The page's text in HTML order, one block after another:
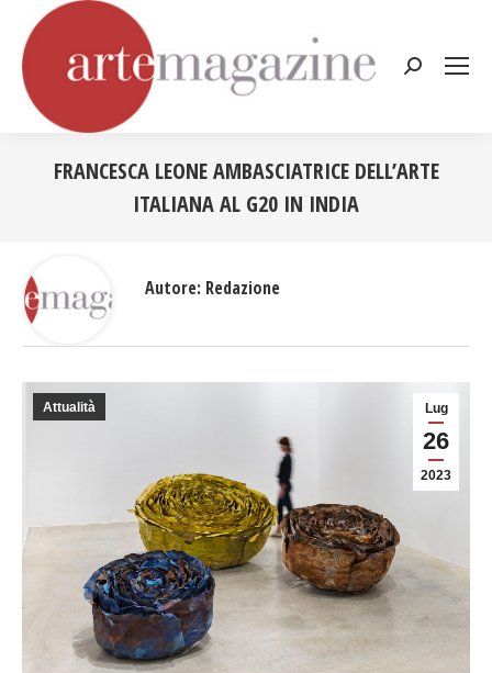
Cerca:
FRANCESCA LEONE AMBASCIATRICE DELL’ARTE
ITALIANA AL G20 IN INDIA
Lug
26
2023
Attualità
Autore: Redazione